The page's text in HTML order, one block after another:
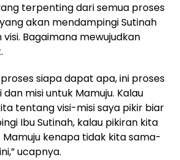
terpenting dari semua proses
akan mendampingi Sutinah
Bagaimana mewujudkan
siapa dapat apa, ini proses
misi untuk Mamuju. Kalau
tentang visi-misi saya pikir biar
Ibu Sutinah, kalau pikiran kita
kenapa tidak kita sama-
ucapnya.